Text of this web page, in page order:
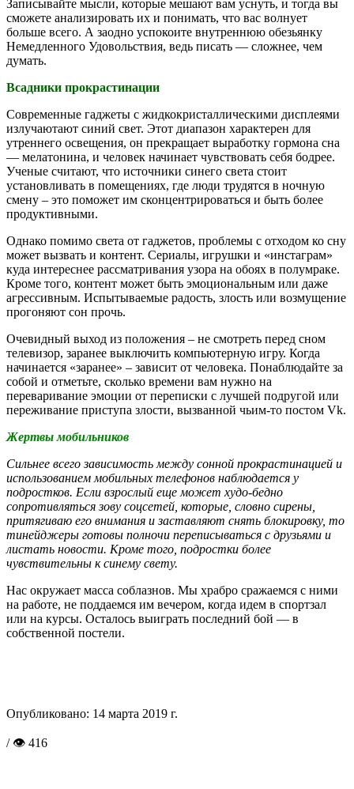
Записывайте мысли, которые мешают вам уснуть, и тогда вы
сможете анализировать их и понимать, что вас волнует
больше всего. А заодно успокоите внутреннюю обезьянку
Немедленного Удовольствия, ведь писать — сложнее, чем
думать.
Всадники прокрастинации
Современные гаджеты с жидкокристаллическими дисплеями
излучаютают синий свет. Этот диапазон характерен для
утреннего освещения, он прекращает выработку гормона сна
— мелатонина, и человек начинает чувствовать себя бодрее.
Ученые считают, что источники синего света стоит
установливать в помещениях, где люди трудятся в ночную
смену – это поможет им сконцентрироваться и быть более
продуктивными.
Однако помимо света от гаджетов, проблемы с отходом ко сну
может вызвать и контент. Сериалы, игрушки и «инстаграм»
куда интереснее рассматривания узора на обоях в полумраке.
Кроме того, контент может быть эмоциональным или даже
агрессивным. Испытываемые радость, злость или возмущение
прогоняют сон прочь.
Очевидный выход из положения – не смотреть перед сном
телевизор, заранее выключить компьютерную игру. Когда
начинается «заранее» – зависит от человека. Понаблюдайте за
собой и отметьте, сколько времени вам нужно на
переваривание эмоции от переписки с лучшей подругой или
переживание приступа злости, вызванной чьим-то постом Vk.
Жертвы мобильников
Сильнее всего зависимость между сонной прокрастинацией и
использованием мобильных телефонов наблюдается у
подростков. Если взрослый еще может худо-бедно
сопротивляться зову соцсетей, которые, словно сирены,
притягиваю его внимания и заставляют снять блокировку, то
тинейджеры готовы полночи переписываться с друзьями и
листать новости. Кроме того, подростки более
чувствительны к синему свету.
Нас окружает масса соблазнов. Мы храбро сражаемся с ними
на работе, не поддаемся им вечером, когда идем в спортзал
или на курсы. Осталось выиграть последний бой — в
собственной постели.
Опубликовано: 14 марта 2019 г.
/ 👁 416